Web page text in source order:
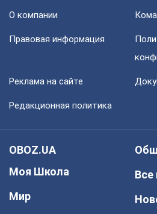
О компании
Правовая информация
Реклама на сайте
Редакционная политика
OBOZ.UA
Моя Школа
Мир
Все